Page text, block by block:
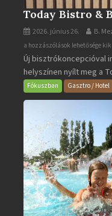
Today Bistro &
2026. június 26. B.
Today
Bistro
&
Bar
bejegyzéshez
a hozzászólások lehetősége
Új bisztrókoncepcióval
helyszínen nyílt meg a
Fókuszban Gasztro / Hotel